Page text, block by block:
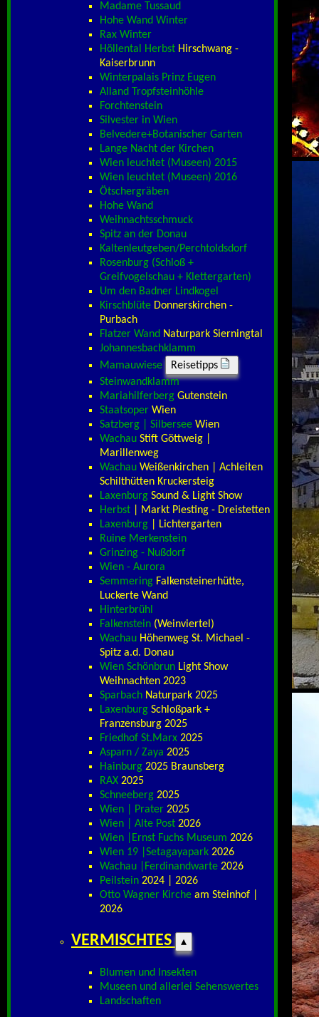
Madame Tussaud
Hohe Wand Winter
Rax Winter
Höllental Herbst Hirschwang -
Kaiserbrunn
Winterpalais Prinz Eugen
Alland Tropfsteinhöhle
Forchtenstein
Silvester in Wien
Belvedere+Botanischer Garten
Lange Nacht der Kirchen
Wien leuchtet (Museen) 2015
Wien leuchtet (Museen) 2016
Ötschergräben
Hohe Wand
Weihnachtsschmuck
Spitz an der Donau
Kaltenleutgeben/Perchtoldsdorf
Rosenburg (Schloß +
Greifvogelschau + Klettergarten)
Um den Badner Lindkogel
Kirschblüte Donnerskirchen -
Purbach
Flatzer Wand Naturpark Sierningtal
Johannesbachklamm
Mamauwiese
Reisetipps
Steinwandklamm
Mariahilferberg Gutenstein
Staatsoper Wien
Satzberg | Silbersee Wien
Wachau Stift Göttweig |
Marillenweg
Wachau Weißenkirchen | Achleiten
Schilthütten Kruckersteig
Laxenburg Sound & Light Show
Herbst | Markt Piesting - Dreistetten
Laxenburg | Lichtergarten
Ruine Merkenstein
Grinzing - Nußdorf
Wien - Aurora
Semmering Falkensteinerhütte,
Luckerte Wand
Hinterbrühl
Falkenstein (Weinviertel)
Wachau Höhenweg St. Michael -
Spitz a.d. Donau
Wien Schönbrun Light Show
Weihnachten 2023
Sparbach Naturpark 2025
Laxenburg Schloßpark +
Franzensburg 2025
Friedhof St.Marx 2025
Asparn / Zaya 2025
Hainburg 2025 Braunsberg
RAX 2025
Schneeberg 2025
Wien | Prater 2025
Wien | Alte Post 2026
Wien |Ernst Fuchs Museum 2026
Wien 19 |Setagayapark 2026
Wachau |Ferdinandwarte 2026
Peilstein 2024 | 2026
Otto Wagner Kirche am Steinhof |
2026
VERMISCHTES ▴
Blumen und Insekten
Museen und allerlei Sehenswertes
Landschaften